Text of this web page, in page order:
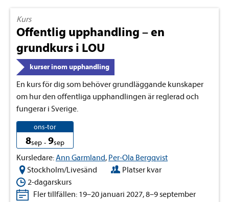
Kurs
Offentlig upphandling – en
grundkurs i LOU
kurser inom upphandling
En kurs för dig som behöver grundläggande kunskaper
om hur den offentliga upphandlingen är reglerad och
fungerar i Sverige.
ons-tor
8sep - 9sep
Kursledare:Ann Garmland, Per-Ola Bergqvist
Stockholm/Livesänd
Platser kvar
2-dagarskurs
Fler tillfällen: 19–20 januari 2027, 8–9 september